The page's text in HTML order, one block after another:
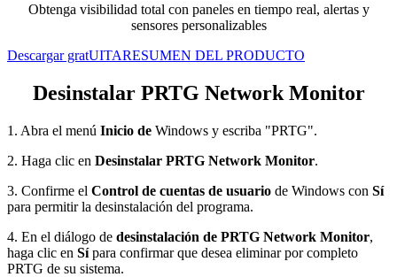
Obtenga visibilidad total con paneles en tiempo real, alertas y
sensores personalizables
Descargar gratUITARESUMEN DEL PRODUCTO
Desinstalar PRTG Network Monitor
1. Abra el menú Inicio de Windows y escriba "PRTG".
2. Haga clic en Desinstalar PRTG Network Monitor.
3. Confirme el Control de cuentas de usuario de Windows con Sí
para permitir la desinstalación del programa.
4. En el diálogo de desinstalación de PRTG Network Monitor,
haga clic en Sípara confirmar que desea eliminar por completo
PRTG de su sistema.